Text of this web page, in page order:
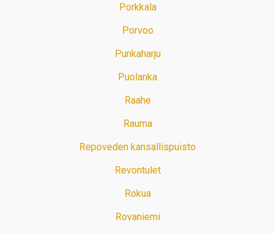
Porkkala
Porvoo
Punkaharju
Puolanka
Raahe
Rauma
Repoveden kansallispuisto
Revontulet
Rokua
Rovaniemi